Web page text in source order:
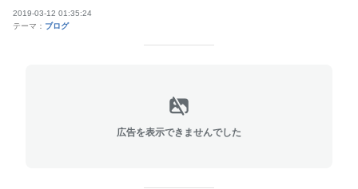
2019-03-12 01:35:24
テーマ： ブログ
広告を表示できませんでした